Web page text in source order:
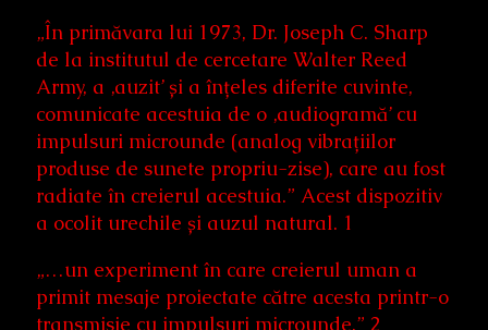
„În primăvara lui 1973, Dr. Joseph C. Sharp
de la institutul de cercetare Walter Reed
Army, a ‚auzit’ și a înțeles diferite cuvinte,
comunicate acestuia de o ‚audiogramă’ cu
impulsuri microunde (analog vibrațiilor
produse de sunete propriu-zise), care au fost
radiate în creierul acestuia.” Acest dispozitiv
a ocolit urechile și auzul natural. 1
„…un experiment în care creierul uman a
primit mesaje proiectate către acesta printr-o
transmisie cu impulsuri microunde.” 2